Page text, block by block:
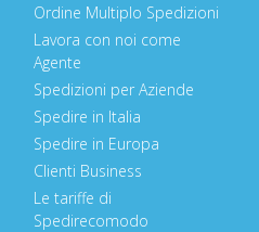
Ordine Multiplo Spedizioni
Lavora con noi come
Agente
Spedizioni per Aziende
Spedire in Italia
Spedire in Europa
Clienti Business
Le tariffe di
Spedirecomodo